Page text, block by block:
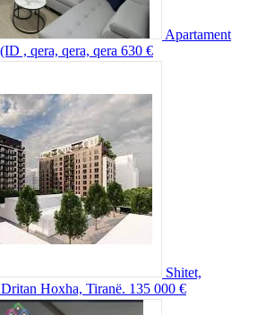
Apartament
, qera, qera, qera 630 €
Shitet,
Hoxha, Tiranë. 135 000 €